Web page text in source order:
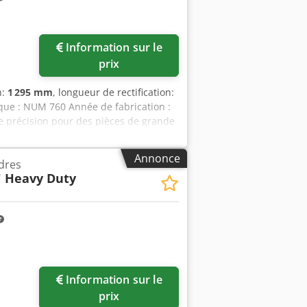
Information sur le
prix
1 295 mm, longueur de rectification:
: NUM 760 Année de fabrication :
précision pour des pièces de grande
! Cette machine est idéale
et convexes, et garantit une
concave possible Meulage
et brides inclus Spécifications
1295 mm Longueur de
de la meule Dcsdpfx Ajv Dia
(estimées) Longueur 8500 mm
informations sur cette page ont
obtenues auprès du fabricant.
ne peut être garantie. Par
contractuelles. Nous vous
Annonce
Heavy Duty
Information sur le
prix